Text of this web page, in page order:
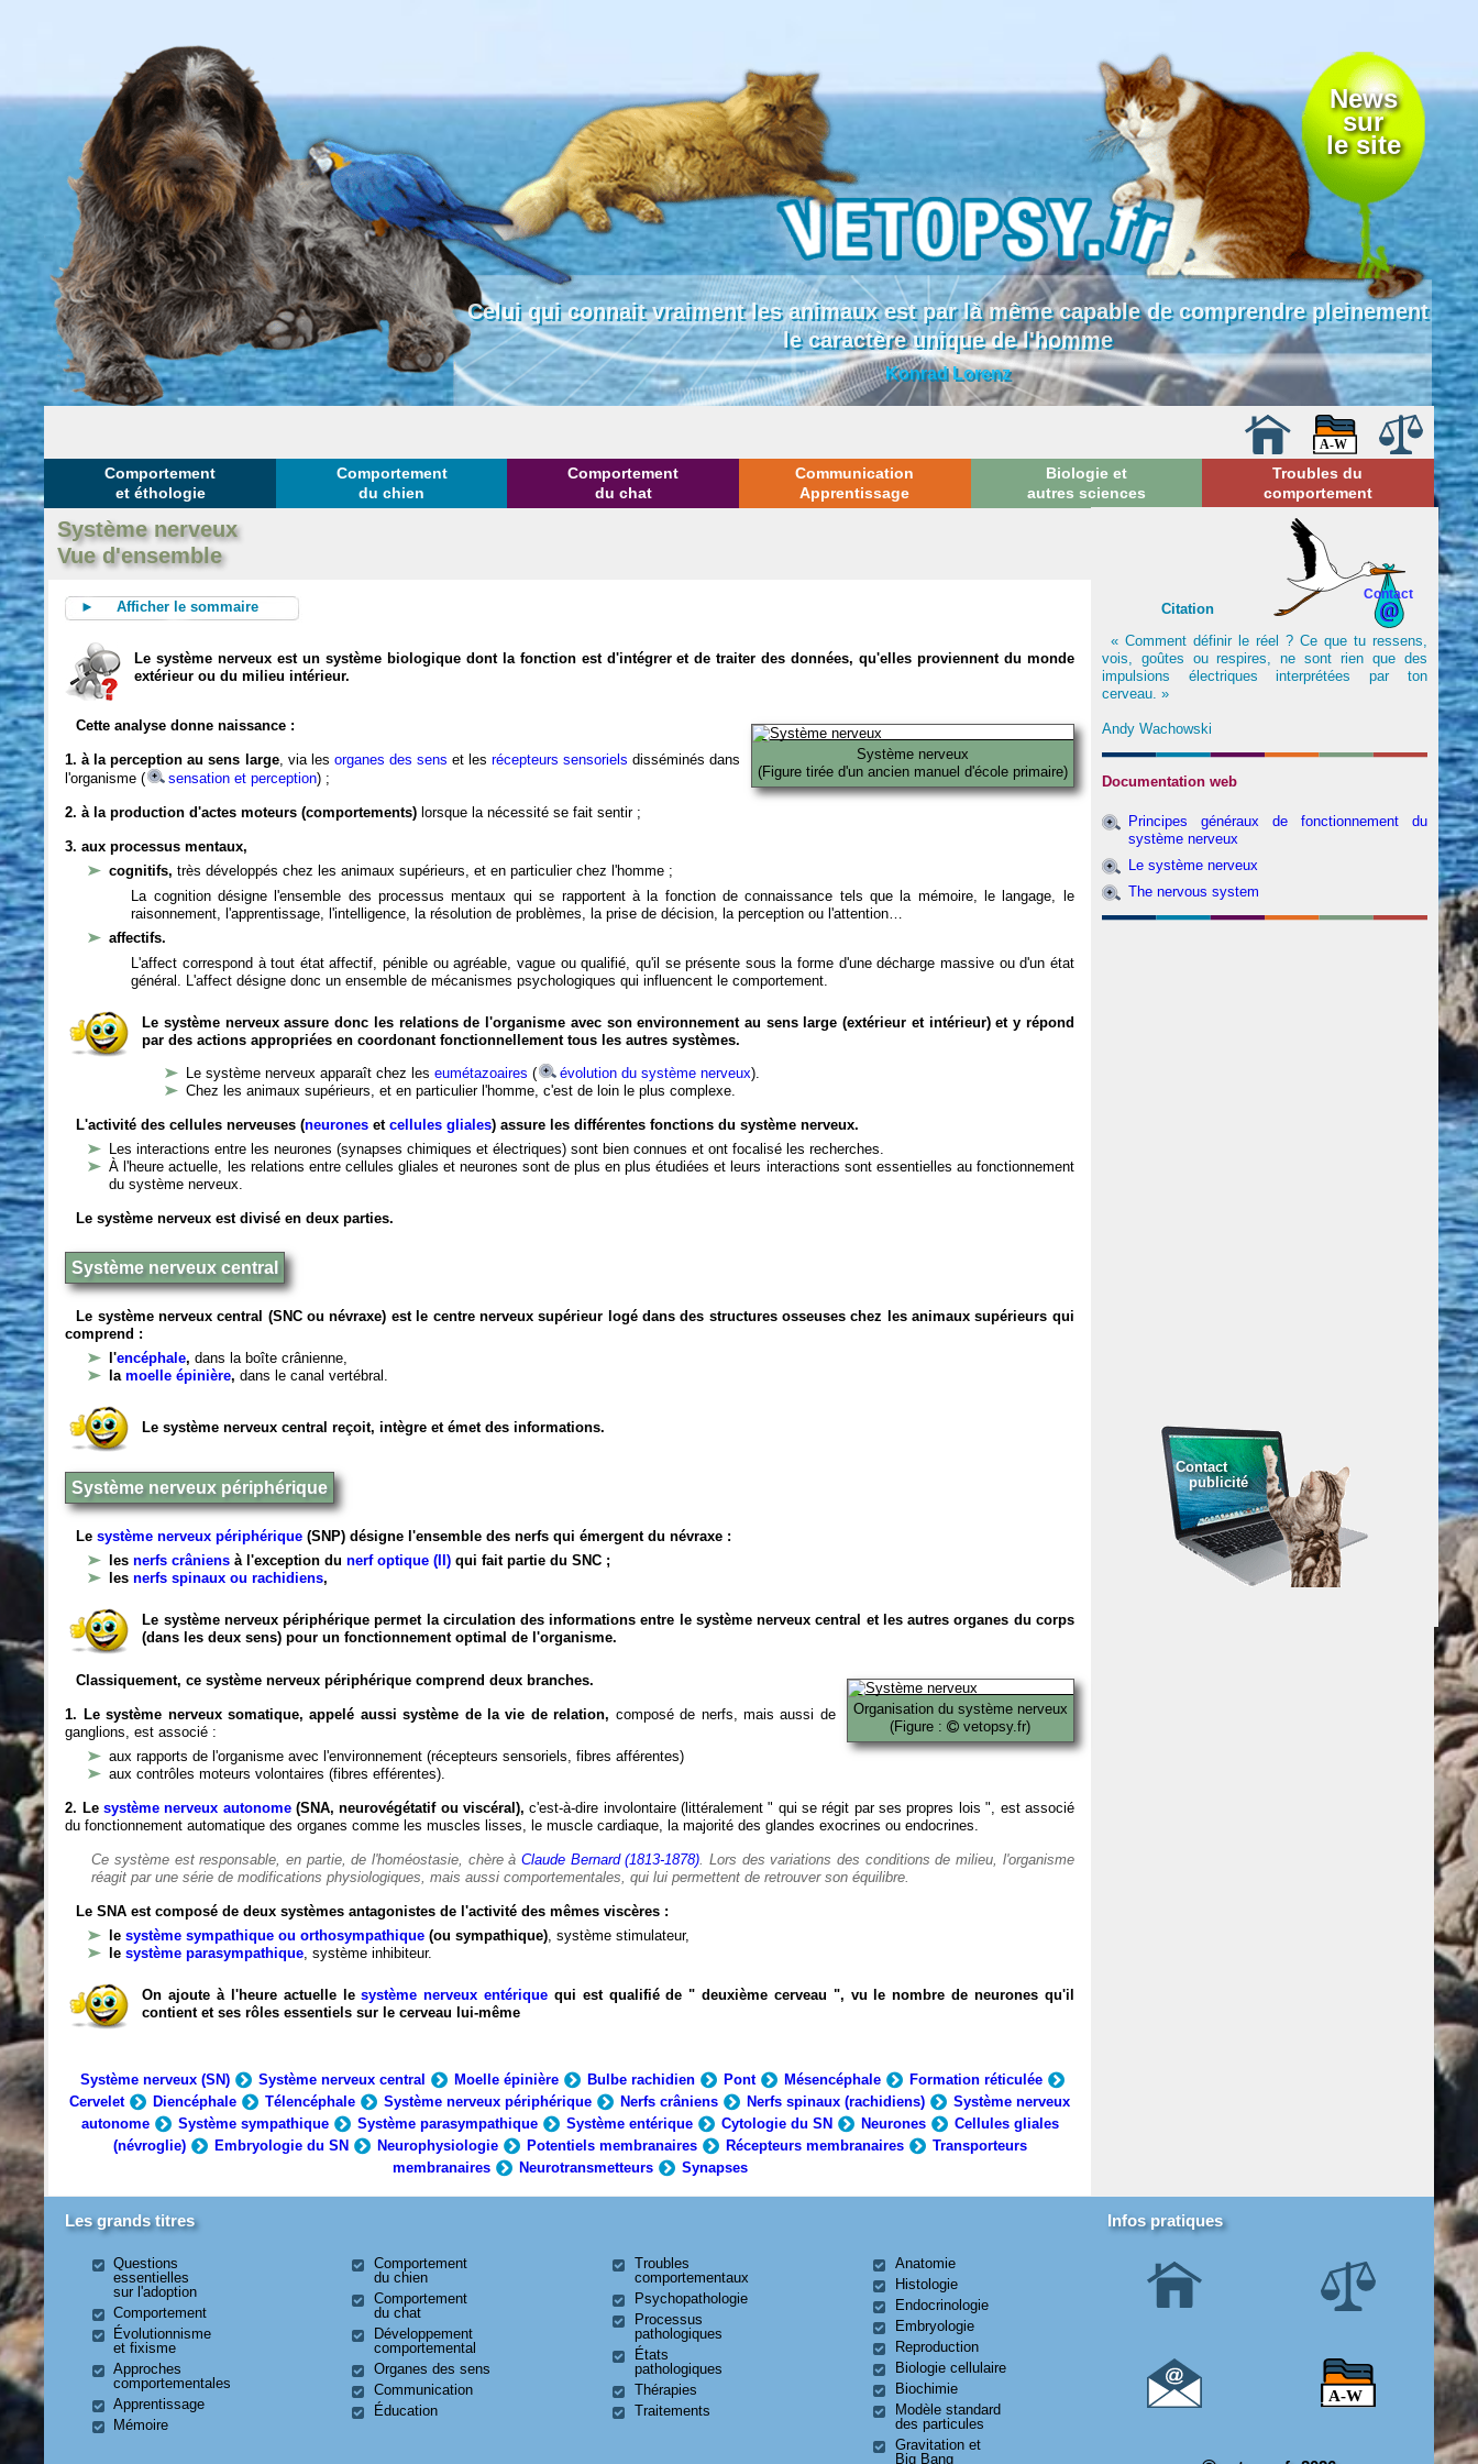
News
sur
le site
Celui qui connait vraiment les animaux est par là même capable de comprendre pleinement
le caractère unique de l'homme
Konrad Lorenz
Comportement
et éthologie
Comportement
du chien
Comportement
du chat
Communication
Apprentissage
Biologie et
autres sciences
Troubles du
comportement
Système nerveux
Vue d'ensemble
► Afficher le sommaire
Le système nerveux est un système biologique dont la fonction est d'intégrer et de traiter des données, qu'elles proviennent du monde
extérieur ou du milieu intérieur.
Système nerveux
(Figure tirée d'un ancien manuel d'école primaire)
Cette analyse donne naissance :
1. à la perception au sens large, via les organes des sens et les récepteurs sensoriels disséminés dans
l'organisme (
sensation et perception) ;
2. à la production d'actes moteurs (comportements) lorsque la nécessité se fait sentir ;
3. aux processus mentaux,
cognitifs,très développés chez les animaux supérieurs, et en particulier chez l'homme ;
La cognition désigne l'ensemble des processus mentaux qui se rapportent à la fonction de connaissance tels que la mémoire, le langage, le
raisonnement, l'apprentissage, l'intelligence, la résolution de problèmes, la prise de décision, la perception ou l'attention…
affectifs.
L'affect correspond à tout état affectif, pénible ou agréable, vague ou qualifié, qu'il se présente sous la forme d'une décharge massive ou d'un état
général. L'affect désigne donc un ensemble de mécanismes psychologiques qui influencent le comportement.
Le système nerveux assure donc les relations de l'organisme avec son environnement au sens large (extérieur et intérieur) et y répond
par des actions appropriées en coordonant fonctionnellement tous les autres systèmes.
Le système nerveux apparaît chez leseumétazoaires ( évolution du système nerveux).
Chez les animaux supérieurs, et en particulier l'homme, c'est de loin le plus complexe.
L'activité des cellules nerveuses (neurones etcellules gliales) assure les différentes fonctions du système nerveux.
Les interactions entre les neurones (synapses chimiques et électriques) sont bien connues et ont focalisé les recherches.
À l'heure actuelle, les relations entre cellules gliales et neurones sont de plus en plus étudiées et leurs interactions sont essentielles au fonctionnement
du système nerveux.
Le système nerveux est divisé en deux parties.
Système nerveux central
Le système nerveux central (SNC ou névraxe) est le centre nerveux supérieur logé dans des structures osseuses chez les animaux supérieurs qui
comprend :
l'encéphale,dans la boîte crânienne,
lamoelle épinière,dans le canal vertébral.
Le système nerveux central reçoit, intègre et émet des informations.
Système nerveux périphérique
Lesystème nerveux périphérique (SNP) désigne l'ensemble des nerfs qui émergent du névraxe :
lesnerfs crâniens à l'exception du nerf optique (II) qui fait partie du SNC ;
lesnerfs spinaux ou rachidiens,
Le système nerveux périphérique permet la circulation des informations entre le système nerveux central et les autres organes du corps
(dans les deux sens) pour un fonctionnement optimal de l'organisme.
Organisation du système nerveux
(Figure :
vetopsy.fr)
Classiquement, ce système nerveux périphérique comprend deux branches.
1. Le système nerveux somatique, appelé aussi système de la vie de relation, composé de nerfs, mais aussi de
ganglions, est associé :
aux rapports de l'organisme avec l'environnement (récepteurs sensoriels, fibres afférentes)
aux contrôles moteurs volontaires (fibres efférentes).
2. Le système nerveux autonome(SNA, neurovégétatif ou viscéral), c'est-à-dire involontaire (littéralement " qui se régit par ses propres lois ", est associé
du fonctionnement automatique des organes comme les muscles lisses, le muscle cardiaque, la majorité des glandes exocrines ou endocrines.
Ce système est responsable, en partie, de l'homéostasie, chère àClaude Bernard (1813-1878). Lors des variations des conditions de milieu, l'organisme
réagit par une série de modifications physiologiques, mais aussi comportementales, qui lui permettent de retrouver son équilibre.
Le SNA est composé de deux systèmes antagonistes de l'activité des mêmes viscères :
lesystème sympathique ou orthosympathique (ou sympathique), système stimulateur,
lesystème parasympathique, système inhibiteur.
On ajoute à l'heure actuelle lesystème nerveux entérique qui est qualifié de " deuxième cerveau ", vu le nombre de neurones qu'il
contient et ses rôles essentiels sur le cerveau lui-même
Système nerveux (SN) Système nerveux central Moelle épinière Bulbe rachidien Pont Mésencéphale
Formation réticulée
Cervelet
Diencéphale Télencéphale Système nerveux périphérique Nerfs crâniens Nerfs spinaux (rachidiens)
Système nerveux
autonome
Système sympathique Système parasympathique Système entérique Cytologie du SN Neurones
Cellules gliales
(névroglie)
Embryologie du SN Neurophysiologie Potentiels membranaires Récepteurs membranaires
Transporteurs
membranaires
Neurotransmetteurs Synapses
Contact
Citation
« Comment définir le réel ? Ce que tu ressens,
vois, goûtes ou respires, ne sont rien que des
impulsions électriques interprétées par ton
cerveau. »
Andy Wachowski
Documentation web
Principes généraux de fonctionnement du
système nerveux
Le système nerveux
The nervous system
Contact
publicité
Les grands titres
Questions
essentielles
sur l'adoption
Comportement
Évolutionnisme
et fixisme
Approches
comportementales
Apprentissage
Mémoire
Comportement
du chien
Comportement
du chat
Développement
comportemental
Organes des sens
Communication
Éducation
Troubles
comportementaux
Psychopathologie
Processus
pathologiques
États
pathologiques
Thérapies
Traitements
Anatomie
Histologie
Endocrinologie
Embryologie
Reproduction
Biologie cellulaire
Biochimie
Modèle standard
des particules
Gravitation et
Big Bang
Infos pratiques